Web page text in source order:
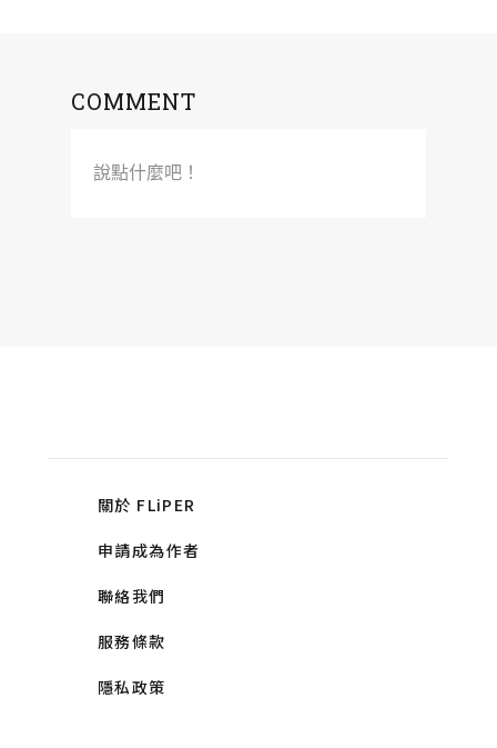
COMMENT
說點什麼吧！
關於 FLiPER
申請成為作者
聯絡我們
服務條款
隱私政策